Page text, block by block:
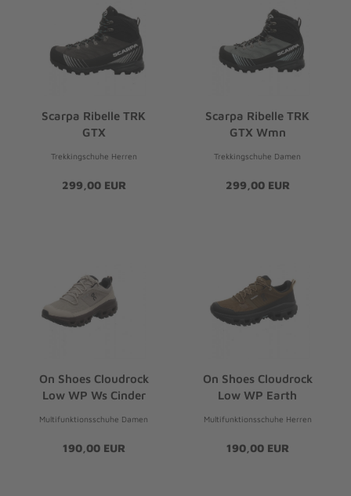
Scarpa Ribelle TRK
GTX
Trekkingschuhe Herren
299,00 EUR
Scarpa Ribelle TRK
GTX Wmn
Trekkingschuhe Damen
299,00 EUR
On Shoes Cloudrock
Low WP Ws Cinder
Multifunktionsschuhe Damen
190,00 EUR
On Shoes Cloudrock
Low WP Earth
Multifunktionsschuhe Herren
190,00 EUR